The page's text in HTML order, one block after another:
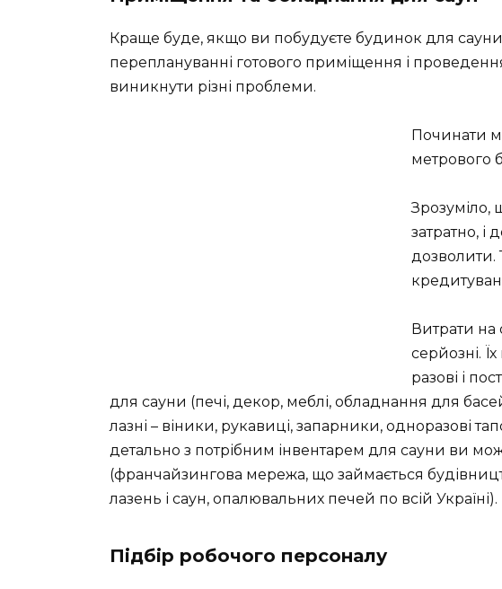
Краще буде, якщо ви побудуєте будинок для сауни
переплануванні готового приміщення і
виникнути різні проблеми.
Починати
метрового
Зрозуміло,
затратно, і
дозволити.
Витрати
серйозні.
разові і
для сауни (печі, декор, меблі, обладнання для
лазні – віники, рукавиці, запарники, одноразові
детально з потрібним інвентарем для сауни ви
(франчайзингова мережа, що займається
лазень і саун, опалювальних печей по всій Україні).
Підбір робочого персоналу